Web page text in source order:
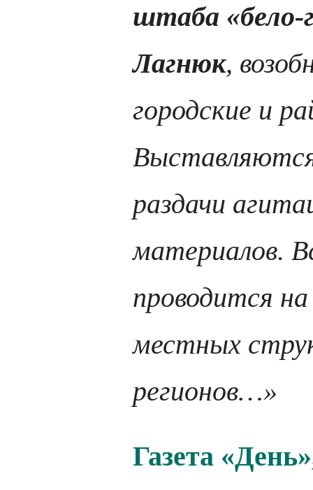
штаба «бело-
Лагнюк,
городские и
раздачи
материалов.
проводится
местных
регионов…»
Газета